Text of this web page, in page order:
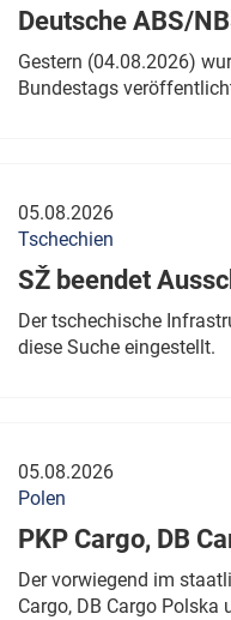
Deutsche ABS/
Gestern (04.08.2026)
Bundestags
05.08.2026
Tschechien
SŽ beendet
Der tschechische
diese Suche eingestellt.
05.08.2026
Polen
PKP Cargo, DB
Der vorwiegend im
Cargo, DB Cargo